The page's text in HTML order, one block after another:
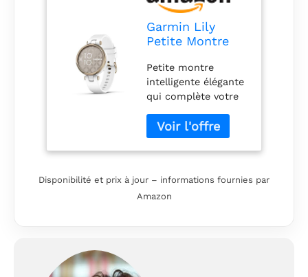
Garmin Lily
Petite Montre
écran Tactile et
lentille à Motifs,
doré Clair et
Blanc
Petite montre
intelligente élégante
qui complète votre
lentille décorative
unique qui révèle un
écran tactile
robinet Autonomie
de la batterie :
Disponibilité et prix à jour – informations fournies par
Amazon